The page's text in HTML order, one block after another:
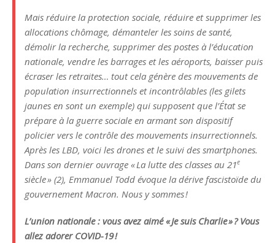
Mais réduire la protection sociale, réduire et supprimer les
allocations chômage, démanteler les soins de santé,
démolir la recherche, supprimer des postes à l’éducation
nationale, vendre les barrages et les aéroports, baisser puis
écraser les retraites… tout cela génère des mouvements de
population insurrectionnels et incontrôlables (les gilets
jaunes en sont un exemple) qui supposent que l’État se
prépare à la guerre sociale en armant son dispositif
policier vers le contrôle des mouvements insurrectionnels.
Après les LBD, voici les drones et le suivi des smartphones.
Dans son dernier ouvrage «La lutte des classes au 21e
siècle» (2), Emmanuel Todd évoque la dérive fascistoïde du
gouvernement Macron. Nous y sommes!
L’union nationale : vous avez aimé «Je suis Charlie»? Vous
allez adorer COVID-19!